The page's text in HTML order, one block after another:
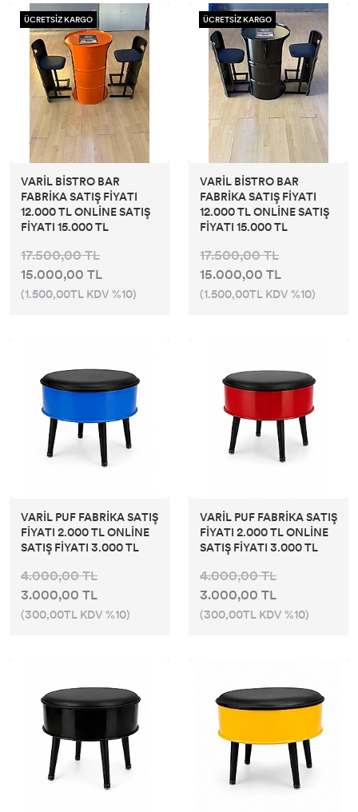
ÜCRETSİZ KARGO
VARİL BİSTRO BAR
FABRİKA SATIŞ FİYATI
12.000 TL ONLİNE SATIŞ
FİYATI 15.000 TL
17.500,00 TL
15.000,00 TL
(1.500,00TL KDV %10)
ÜCRETSİZ KARGO
VARİL BİSTRO BAR
FABRİKA SATIŞ FİYATI
12.000 TL ONLİNE SATIŞ
FİYATI 15.000 TL
17.500,00 TL
15.000,00 TL
(1.500,00TL KDV %10)
VARİL PUF FABRİKA SATIŞ
FİYATI 2.000 TL ONLİNE
SATIŞ FİYATI 3.000 TL
4.000,00 TL
3.000,00 TL
(300,00TL KDV %10)
VARİL PUF FABRİKA SATIŞ
FİYATI 2.000 TL ONLİNE
SATIŞ FİYATI 3.000 TL
4.000,00 TL
3.000,00 TL
(300,00TL KDV %10)